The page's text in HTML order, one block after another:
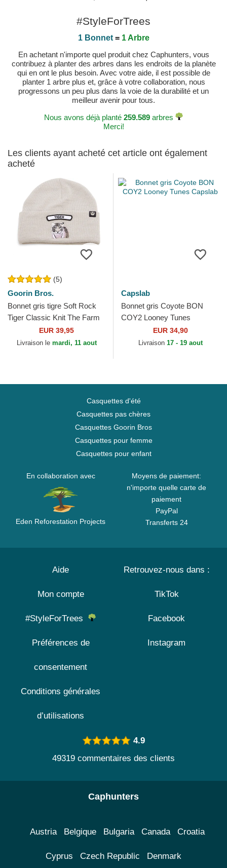
#StyleForTrees
1 Bonnet= 1 Arbre
En achetant n'importe quel produit chez Caphunters, vous
contribuez à planter des arbres dans les endroits de la planète
qui en ont le plus besoin. Avec votre aide, il est possible de
planter 1 arbre plus et, grâce à votre collaboration, nous
progressons un peu plus dans la voie de la durabilité et un
meilleur avenir pour tous.
Nous avons déjà planté 259.589 arbres
Merci!
Les clients ayant acheté cet article ont également
acheté
(5)
Goorin Bros.
Bonnet gris tigre Soft Rock
Tiger Classic Knit The Farm
Goorin Bros.EUR 39,95
Livraison le mardi, 11 aout
Capslab
Bonnet gris Coyote BON
COY2 Looney Tunes
EUR 34,90
Livraison 17 - 19 aout
Casquettes d'été
Casquettes pas chères
Casquettes Goorin Bros
Casquettes pour femme
Casquettes pour enfant
En collaboration avec
Eden Reforestation Projects
Moyens de paiement:
n'importe quelle carte de
paiement
PayPal
Transferts 24
Aide
Mon compte
#StyleForTrees
Préférences de
consentement
Conditions générales
d’utilisations
Retrouvez-nous dans :
TikTok
Facebook
Instagram
4.9
49319 commentaires des clients
Caphunters
Austria Belgique Bulgaria Canada Croatia
Cyprus Czech Republic Denmark